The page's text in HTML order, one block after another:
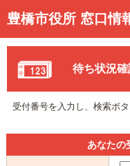
豊橋市役所 窓口情
トップページ
事前予約
予約状況確認
待ち状況確認
待ち状況確
受付番号を入力し、検索ボ
あなたの